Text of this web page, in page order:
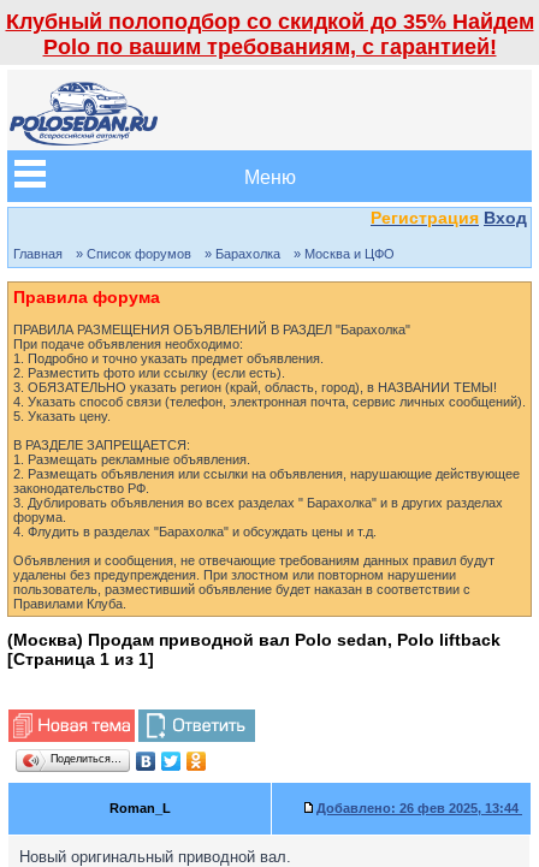
Клубный полоподбор со скидкой до 35% Найдем
Polo по вашим требованиям, с гарантией!
Меню
Регистрация Вход
Главная » Список форумов » Барахолка » Москва и ЦФО
Правила форума
ПРАВИЛА РАЗМЕЩЕНИЯ ОБЪЯВЛЕНИЙ В РАЗДЕЛ "Барахолка"
При подаче объявления необходимо:
1. Подробно и точно указать предмет объявления.
2. Разместить фото или ссылку (если есть).
3. ОБЯЗАТЕЛЬНО указать регион (край, область, город), в НАЗВАНИИ ТЕМЫ!
4. Указать способ связи (телефон, электронная почта, сервис личных сообщений).
5. Указать цену.
В РАЗДЕЛЕ ЗАПРЕЩАЕТСЯ:
1. Размещать рекламные объявления.
2. Размещать объявления или ссылки на объявления, нарушающие действующее
законодательство РФ.
3. Дублировать объявления во всех разделах " Барахолка" и в других разделах
форума.
4. Флудить в разделах "Барахолка" и обсуждать цены и т.д.
Объявления и сообщения, не отвечающие требованиям данных правил будут
удалены без предупреждения. При злостном или повторном нарушении
пользователь, разместивший объявление будет наказан в соответствии с
Правилами Клуба.
(Москва) Продам приводной вал Polo sedan, Polo liftback
[Страница 1 из 1]
Поделиться…
Roman_L Добавлено: 26 фев 2025, 13:44
Новый оригинальный приводной вал.